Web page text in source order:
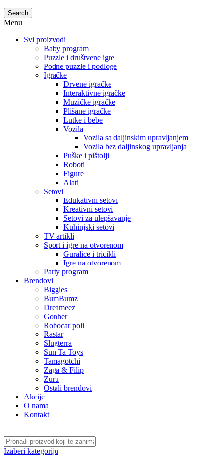
Search
Menu
Svi proizvodi
Baby program
Puzzle i društvene igre
Podne puzzle i podloge
Igračke
Drvene igračke
Interaktivne igračke
Muzičke igračke
Plišane igračke
Lutke i bebe
Vozila
Vozila sa daljinskim upravljanjem
Vozila bez daljinskog upravljanja
Puške i pištolji
Roboti
Figure
Alati
Setovi
Edukativni setovi
Kreativni setovi
Setovi za ulepšavanje
Kuhinjski setovi
TV artikli
Sport i igre na otvorenom
Guralice i tricikli
Igre na otvorenom
Party program
Brendovi
Biggies
BumBumz
Dreameez
Gonher
Robocar poli
Rastar
Slugterra
Sun Ta Toys
Tamagotchi
Zaga & Filip
Zuru
Ostali brendovi
Akcije
O nama
Kontakt
Izaberi kategoriju